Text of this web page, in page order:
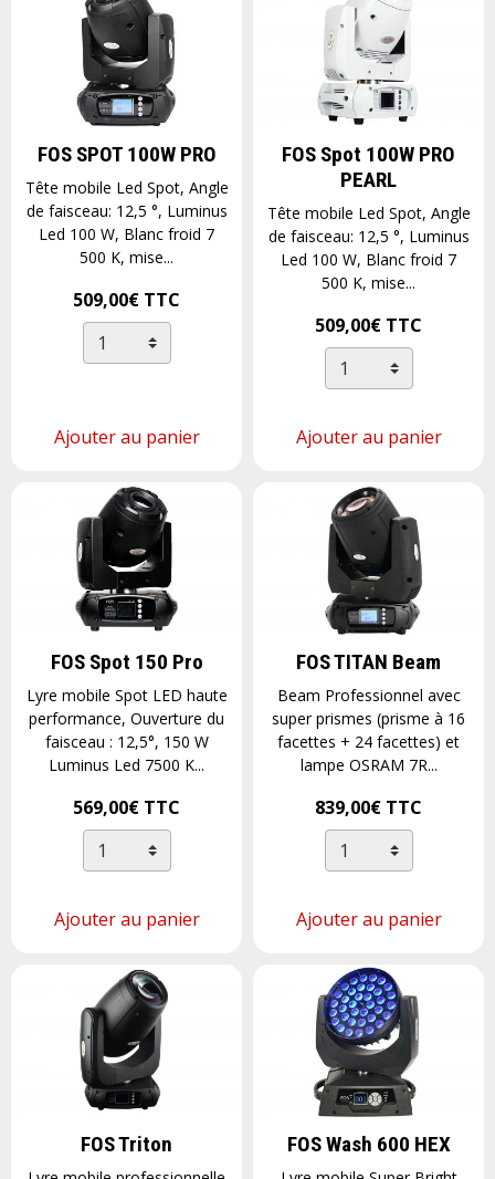
FOS SPOT 100W PRO
Tête mobile Led Spot, Angle
de faisceau: 12,5 °, Luminus
Led 100 W, Blanc froid 7
500 K, mise...
509,00€ TTC
Ajouter au panier
FOS Spot 100W PRO
PEARL
Tête mobile Led Spot, Angle
de faisceau: 12,5 °, Luminus
Led 100 W, Blanc froid 7
500 K, mise...
509,00€ TTC
Ajouter au panier
FOS Spot 150 Pro
Lyre mobile Spot LED haute
performance, Ouverture du
faisceau : 12,5°, 150 W
Luminus Led 7500 K...
569,00€ TTC
Ajouter au panier
FOS TITAN Beam
Beam Professionnel avec
super prismes (prisme à 16
facettes + 24 facettes) et
lampe OSRAM 7R...
839,00€ TTC
Ajouter au panier
FOS Triton FOS Wash 600 HEX